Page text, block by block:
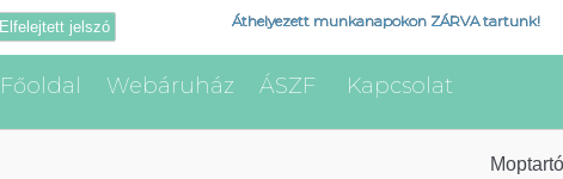
Elfelejtett jelszó Áthelyezett munkanapokon ZÁRVA tartunk!
Főoldal Webáruház ÁSZF Kapcsolat